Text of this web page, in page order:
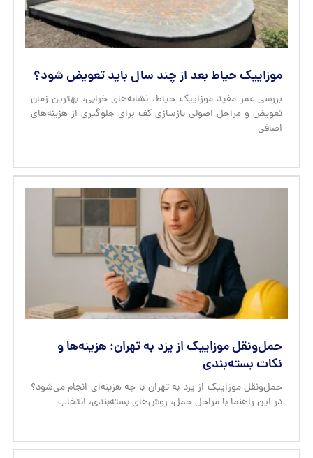
موزاییک حیاط بعد از چند سال باید تعویض شود؟
بررسی عمر مفید موزاییک حیاط، نشانه‌های خرابی، بهترین زمان
تعویض و مراحل اصولی بازسازی کف برای جلوگیری از هزینه‌های
اضافی
حمل‌ونقل موزاییک از یزد به تهران؛ هزینه‌ها و
نکات بسته‌بندی
حمل‌ونقل موزاییک از یزد به تهران با چه هزینه‌ای انجام می‌شود؟
در این راهنما با مراحل حمل، روش‌های بسته‌بندی، انتخاب